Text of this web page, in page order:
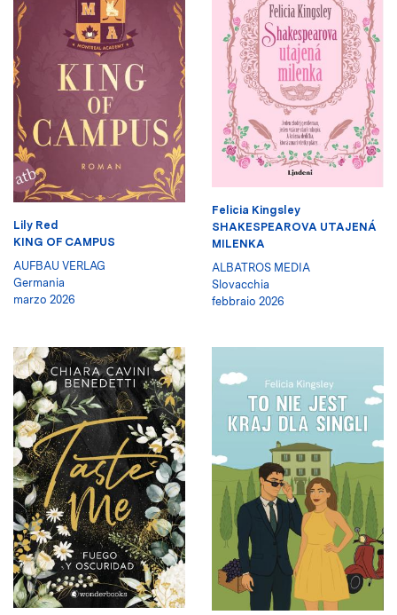
Lily Red
KING OF CAMPUS
AUFBAU VERLAG
Germania
marzo 2026
Felicia Kingsley
SHAKESPEAROVA UTAJENÁ
MILENKA
ALBATROS MEDIA
Slovacchia
febbraio 2026